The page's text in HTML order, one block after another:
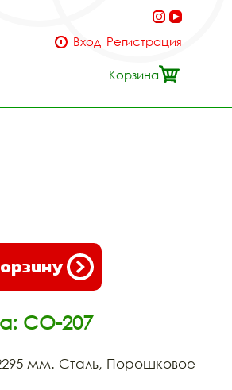
Вход Регистрация
Корзина
СО-207
мм. Сталь, Порошковое